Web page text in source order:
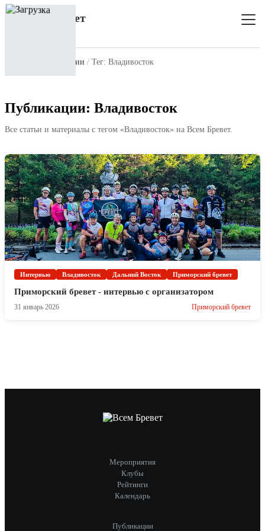
Публикации Тег: Владивосток
Публикации: Владивосток
Все статьи и материалы с тегом «Владивосток» на Всем Бревет.
Интервью Владивосток Дальний Восток Приморский бревет
Приморский бревет - интервью с организатором
31 январь 2026 Приморский бревет
Мероприятия
Клубы
Рейтинги
Календарь
Публикации